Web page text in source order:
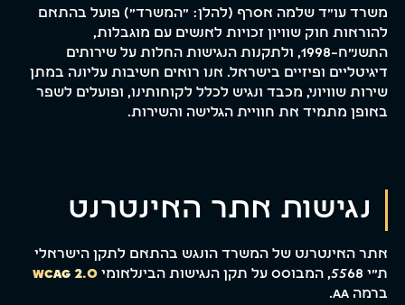
משרד עו"ד שלמה אסרף (להלן: "המשרד") פועל בהתאם
להוראות חוק שוויון זכויות לאנשים עם מוגבלות,
התשנ"ח–1998, ולתקנות הנגישות החלות על שירותים
דיגיטליים ופיזיים בישראל. אנו רואים חשיבות עליונה במתן
שירות שוויוני, מכבד ונגיש לכלל לקוחותינו, ופועלים לשפר
באופן מתמיד את חוויית הגלישה והשירות.
נגישות אתר האינטרנט
אתר האינטרנט של המשרד הונגש בהתאם לתקן הישראלי
ת"י 5568, המבוסס על תקן הנגישות הבינלאומי
WCAG 2.0
ברמה AA.